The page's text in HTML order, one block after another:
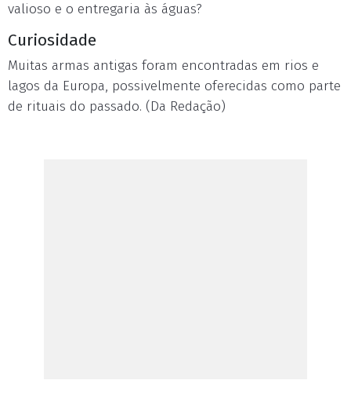
valioso e o entregaria às águas?
Curiosidade
Muitas armas antigas foram encontradas em rios e
lagos da Europa, possivelmente oferecidas como parte
de rituais do passado. (Da Redação)